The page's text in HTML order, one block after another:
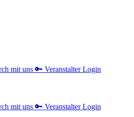
mit uns 🔑 Veranstalter Login
mit uns 🔑 Veranstalter Login